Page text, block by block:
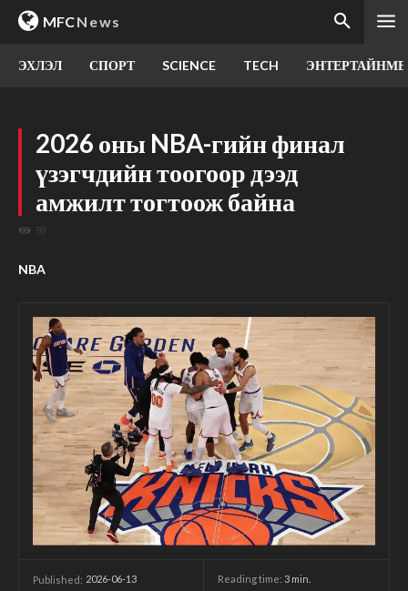
MFCNews
ЭХЛЭЛ СПОРТ SCIENCE TECH
2026 оны NBA-гийн финал
үзэгчдийн тоогоор дээд
амжилт тогтоож байна
59
NBA
Published: 2026-06-13 Reading time: 3 min.